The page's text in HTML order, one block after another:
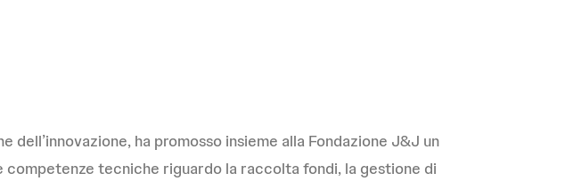
dell’innovazione, ha promosso insieme alla Fondazione J&J un
tecniche riguardo la raccolta fondi, la gestione di